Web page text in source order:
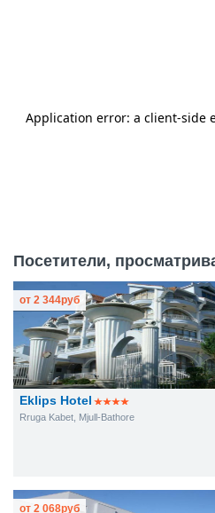
Посетители,
Eklips Hotel
Rruga Kabet, Mjull-Bathore
от 2 344руб
от 2 068руб